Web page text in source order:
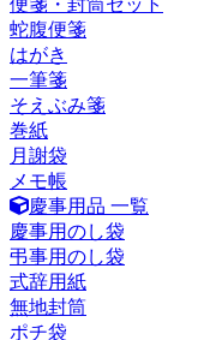
蛇腹便箋
はがき
一筆箋
そえぶみ箋
巻紙
月謝袋
メモ帳
慶事用品 一覧
慶事用のし袋
弔事用のし袋
式辞用紙
無地封筒
ポチ袋